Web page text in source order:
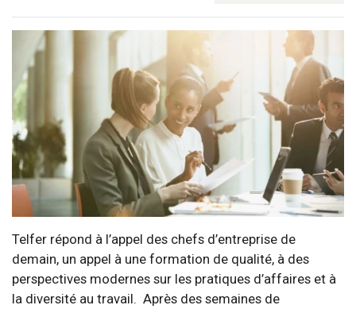
Telfer répond à l’appel des chefs d’entreprise de
demain, un appel à une formation de qualité, à des
perspectives modernes sur les pratiques d’affaires et à
la diversité au travail. Après des semaines de